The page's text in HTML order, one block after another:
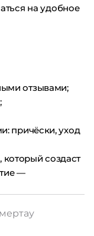
на удобное
отзывами;
причёски, уход
который создаст
—